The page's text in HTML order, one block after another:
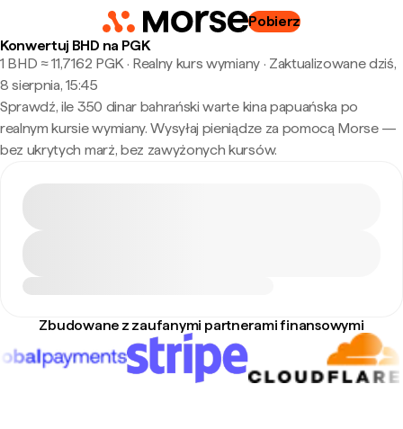
Pobierz
Konwertuj BHD na PGK
1 BHD ≈ 11,7162 PGK · Realny kurs wymiany· Zaktualizowane dziś,
8 sierpnia, 15:45
Sprawdź, ile 350 dinar bahrański warte kina papuańska po
realnym kursie wymiany. Wysyłaj pieniądze za pomocą Morse —
bez ukrytych marż, bez zawyżonych kursów.
Zbudowane z zaufanymi partnerami finansowymi